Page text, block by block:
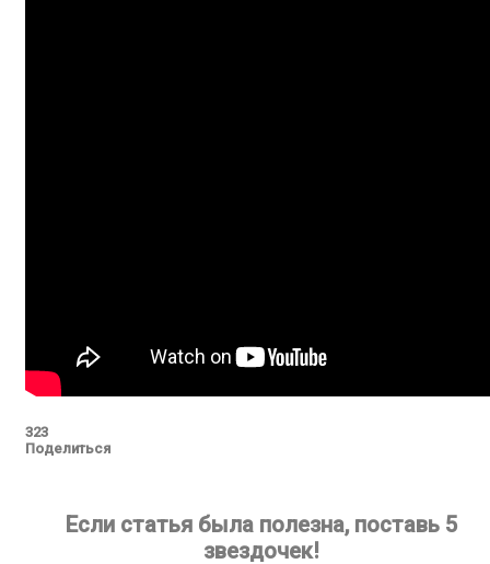
323
Поделиться
Если статья была полезна, поставь 5
звездочек!